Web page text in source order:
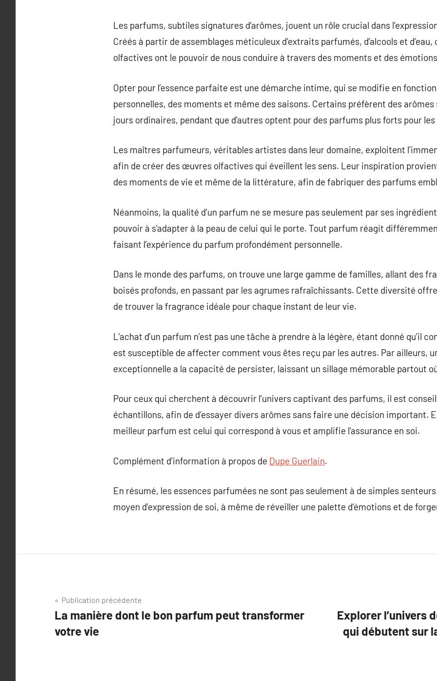
Les parfums, subtiles signatures d’arômes, jouent un rôle crucial dans
Créés à partir de assemblages méticuleux d’extraits parfumés, d’alcools et
olfactives ont le pouvoir de nous conduire à travers des moments et des
Opter pour l’essence parfaite est une démarche intime, qui se modifie en
personnelles, des moments et même des saisons. Certains préfèrent des
jours ordinaires, pendant que d’autres optent pour des parfums plus forts pour
Les maîtres parfumeurs, véritables artistes dans leur domaine, exploitent
afin de créer des œuvres olfactives qui éveillent les sens. Leur inspiration
des moments de vie et même de la littérature, afin de fabriquer des parfums
Néanmoins, la qualité d’un parfum ne se mesure pas seulement par ses
pouvoir à s’adapter à la peau de celui qui le porte. Tout parfum réagit
faisant l’expérience du parfum profondément personnelle.
Dans le monde des parfums, on trouve une large gamme de familles, allant des
boisés profonds, en passant par les agrumes rafraîchissants. Cette diversité offre
de trouver la fragrance idéale pour chaque instant de leur vie.
L’achat d’un parfum n’est pas une tâche à prendre à la légère, étant donné qu’il
est susceptible de affecter comment vous êtes reçu par les autres. Par ailleurs,
exceptionnelle a la capacité de persister, laissant un sillage mémorable partout
Pour ceux qui cherchent à découvrir l’univers captivant des parfums, il est
échantillons, afin de d’essayer divers arômes sans faire une décision important.
meilleur parfum est celui qui correspond à vous et amplifie l’assurance en soi.
Complément d’information à propos de Dupe Guerlain.
En résumé, les essences parfumées ne sont pas seulement à de simples
moyen d’expression de soi, à même de réveiller une palette d’émotions et de
Navigation
de
l’article
Publication précédente
La manière dont le bon parfum peut transformer
votre vie
Explorer l’univers
qui débutent sur